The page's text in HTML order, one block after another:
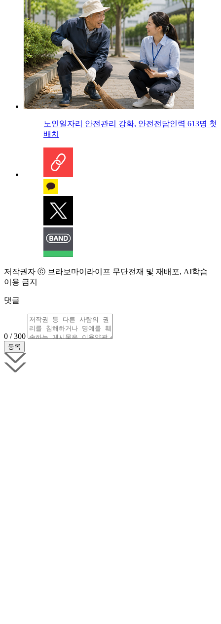
노인일자리 안전관리 강화, 안전전담인력 613명 첫
배치
저작권자 ⓒ 브라보마이라이프 무단전재 및 재배포, AI학습
이용 금지
댓글
0 / 300